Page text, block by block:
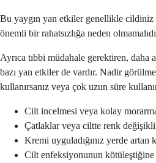
Bu yaygın yan etkiler genellikle cildiniz
önemli bir rahatsızlığa neden
Ayrıca tıbbi müdahale gerektiren, daha
bazı yan etkiler de vardır. Nadir
kullanırsanız veya çok uzun süre
Cilt incelmesi veya kolay
Çatlaklar veya ciltte renk
Kremi uyguladığınız yerde artan
Cilt enfeksiyonunun